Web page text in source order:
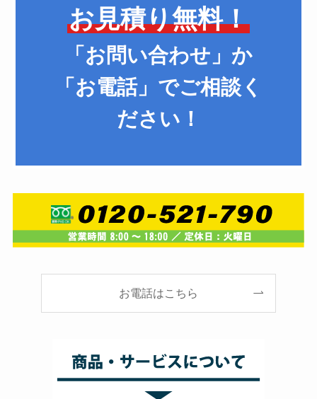
お見積り無料！
「 お問い合わせ」 か
「 お電話」 でご相談く
ださい！
お電話はこちら